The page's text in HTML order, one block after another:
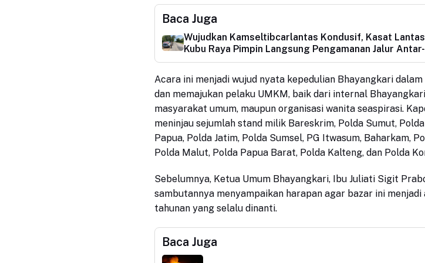
Baca Juga
Wujudkan Kamseltibcarlantas Kondusif, Kasat
Kubu Raya Pimpin Langsung Pengamanan Jalur
Acara ini menjadi wujud nyata kepedulian Bhayangkari
dan memajukan pelaku UMKM, baik dari internal
masyarakat umum, maupun organisasi wanita seaspirasi.
meninjau sejumlah stand milik Bareskrim, Polda Sumut, Polda
Papua, Polda Jatim, Polda Sumsel, PG Itwasum, Baharkam,
Polda Malut, Polda Papua Barat, Polda Kalteng, dan Polda
Sebelumnya, Ketua Umum Bhayangkari, Ibu Juliati Sigit
sambutannya menyampaikan harapan agar bazar ini menjadi
tahunan yang selalu dinanti.
Baca Juga